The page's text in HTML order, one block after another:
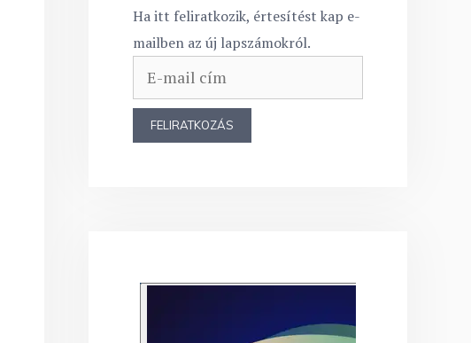
Ha itt feliratkozik, értesítést kap e-
mailben az új lapszámokról.